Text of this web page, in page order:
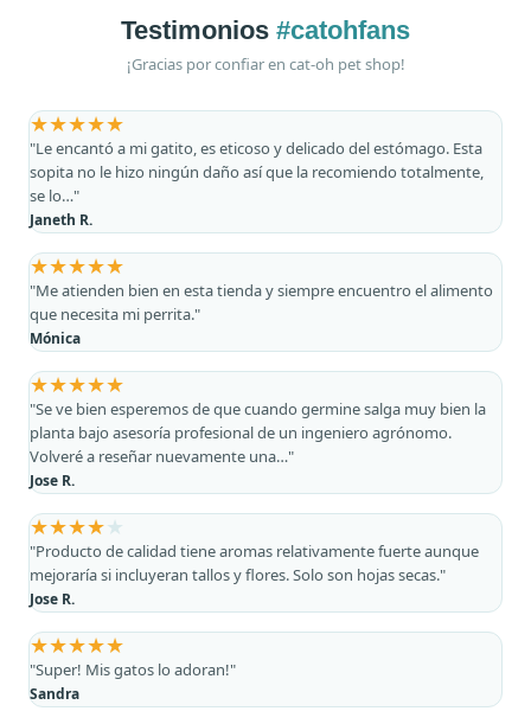
Testimonios #catohfans
¡Gracias por confiar en cat-oh pet shop!
★★★★★
"Le encantó a mi gatito, es eticoso y delicado del estómago. Esta
sopita no le hizo ningún daño así que la recomiendo totalmente,
se lo…"
Janeth R.
★★★★★
"Me atienden bien en esta tienda y siempre encuentro el alimento
que necesita mi perrita."
Mónica
★★★★★
"Se ve bien esperemos de que cuando germine salga muy bien la
planta bajo asesoría profesional de un ingeniero agrónomo.
Volveré a reseñar nuevamente una…"
Jose R.
★★★★★
"Producto de calidad tiene aromas relativamente fuerte aunque
mejoraría si incluyeran tallos y flores. Solo son hojas secas."
Jose R.
★★★★★
"Super! Mis gatos lo adoran!"
Sandra